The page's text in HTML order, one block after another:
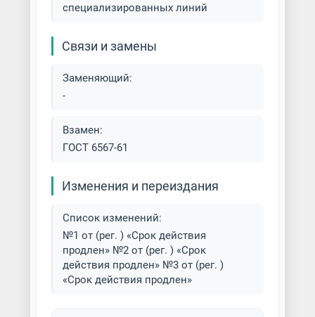
специализированных линий
Связи и замены
Заменяющий:
-
Взамен:
ГОСТ 6567-61
Изменения и переиздания
Список изменений:
№1 от (рег. ) «Срок действия
продлен» №2 от (рег. ) «Срок
действия продлен» №3 от (рег. )
«Срок действия продлен»